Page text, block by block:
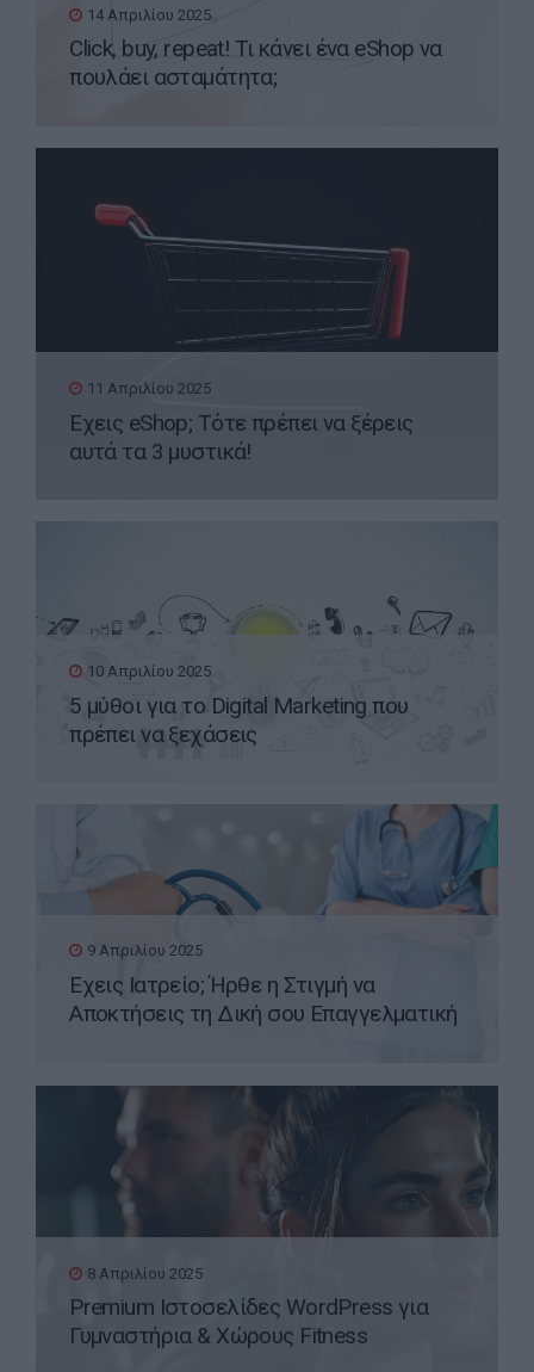
14 Απριλίου 2025
Click, buy, repeat! Τι κάνει ένα eShop να
πουλάει ασταμάτητα;
11 Απριλίου 2025
Έχεις eShop; Τότε πρέπει να ξέρεις
αυτά τα 3 μυστικά!
10 Απριλίου 2025
5 μύθοι για το Digital Marketing που
πρέπει να ξεχάσεις
9 Απριλίου 2025
Έχεις Ιατρείο; Ήρθε η Στιγμή να
Αποκτήσεις τη Δική σου Επαγγελματική
8 Απριλίου 2025
Premium Ιστοσελίδες WordPress για
Γυμναστήρια & Χώρους Fitness